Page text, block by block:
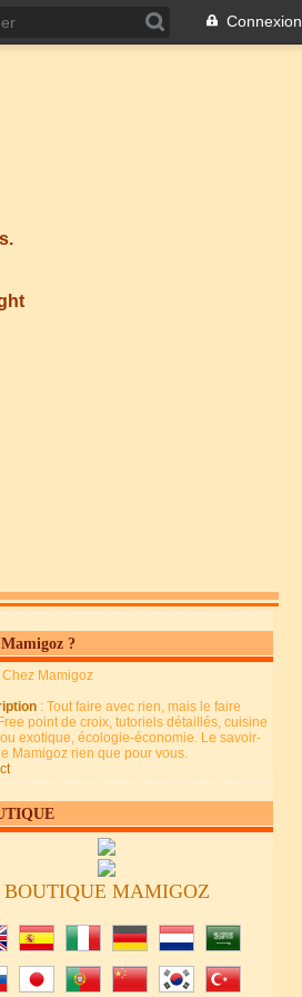
Connexion
?
Chez Mamigoz
: Tout faire avec rien, mais le faire
point de croix, tutoriels détaillés, cuisine
exotique, écologie-économie. Le savoir-
Mamigoz rien que pour vous.
BOUTIQUE MAMIGOZ